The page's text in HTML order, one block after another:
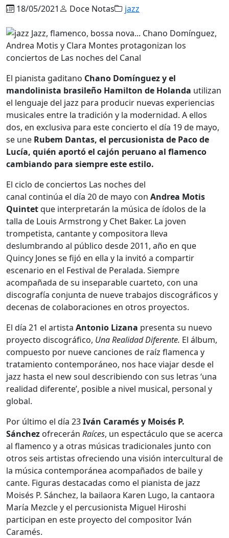
18/05/2021 Doce Notas jazz
El pianista gaditano Chano Domínguez y el
mandolinista brasileño Hamilton de Holanda utilizan
el lenguaje del jazz para producir nuevas experiencias
musicales entre la tradición y la modernidad. A ellos
dos, en exclusiva para este concierto el día 19 de mayo,
se une Rubem Dantas, el percusionista de Paco de
Lucía, quién aportó el cajón peruano al flamenco
cambiando para siempre este estilo.
El ciclo de conciertos Las noches del
canal continúa el día 20 de mayo con Andrea Motis
Quintetque interpretarán la música de ídolos de la
talla de Louis Armstrong y Chet Baker. La joven
trompetista, cantante y compositora lleva
deslumbrando al público desde 2011, año en que
Quincy Jones se fijó en ella y la invitó a compartir
escenario en el Festival de Peralada. Siempre
acompañada de su inseparable cuarteto, con una
discografía conjunta de nueve trabajos discográficos y
decenas de colaboraciones en otros proyectos.
El día 21 el artista Antonio Lizana presenta su nuevo
proyecto discográfico, Una Realidad Diferente. El álbum,
compuesto por nueve canciones de raíz flamenca y
tratamiento contemporáneo, nos hace viajar desde el
jazz hasta el new soul describiendo con sus letras ‘una
realidad diferente’, posible a nivel musical, personal y
global.
Por último el día 23Iván Caramés y Moisés P.
Sánchez ofrecerán Raíces, un espectáculo que se acerca
al flamenco y a otras músicas tradicionales junto con
otros seis artistas ofreciendo una visión intercultural de
la música contemporánea acompañados de baile y
cante. Figuras destacadas como el pianista de jazz
Moisés P. Sánchez, la bailaora Karen Lugo, la cantaora
María Mezcle y el percusionista Miguel Hiroshi
participan en este proyecto del compositor Iván
Caramés.